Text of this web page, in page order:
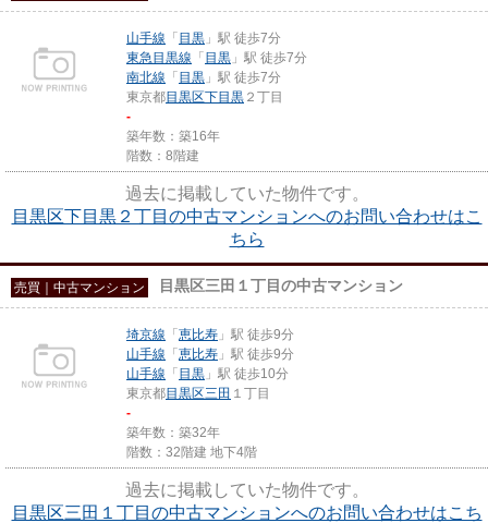
山手線 「目黒 」駅 徒歩7分
東急目黒線 「目黒 」駅 徒歩7分
南北線 「目黒 」駅 徒歩7分
東京都目黒区下目黒 ２丁目
-
築年数：築16年
階数：8階建
過去に掲載していた物件です。
目黒区下目黒２丁目の中古マンションへのお問い合わせはこ
ちら
売買｜中古マンション 目黒区三田１丁目の中古マンション
埼京線 「恵比寿 」駅 徒歩9分
山手線 「恵比寿 」駅 徒歩9分
山手線 「目黒 」駅 徒歩10分
東京都目黒区三田 １丁目
-
築年数：築32年
階数：32階建 地下4階
過去に掲載していた物件です。
目黒区三田１丁目の中古マンションへのお問い合わせはこち